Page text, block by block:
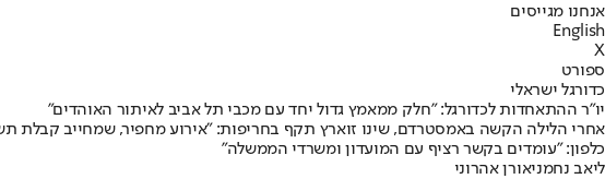
אנחנו מגייסים
English
X
ספורט
כדורגל ישראלי
יו"ר ההתאחדות לכדורגל: "חלק ממאמץ גדול יחד עם מכבי תל אביב לאיתור האוהדים"
אחרי הלילה הקשה באמסטרדם, שינו זוארץ תקף בחריפות: "אירוע מחפיר, שמחייב קבלת
כלפון: "עומדים בקשר רציף עם המועדון ומשרדי הממשלה"
ליאב נחמניאורן אהרוני